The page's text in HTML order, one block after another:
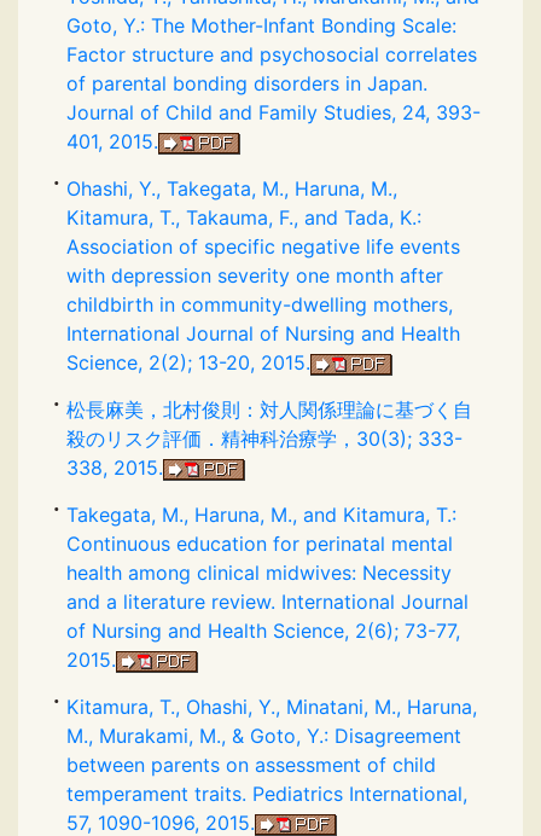
Goto, Y.: The Mother-Infant Bonding Scale:
Factor structure and psychosocial correlates
of parental bonding disorders in Japan.
Journal of Child and Family Studies, 24, 393-
401, 2015.
Ohashi, Y., Takegata, M., Haruna, M.,
Kitamura, T., Takauma, F., and Tada, K.:
Association of specific negative life events
with depression severity one month after
childbirth in community-dwelling mothers,
International Journal of Nursing and Health
Science, 2(2); 13-20, 2015.
松長麻美，北村俊則：対人関係理論に基づく自
殺のリスク評価．精神科治療学，30(3); 333-
338, 2015.
Takegata, M., Haruna, M., and Kitamura, T.:
Continuous education for perinatal mental
health among clinical midwives: Necessity
and a literature review. International Journal
of Nursing and Health Science, 2(6); 73-77,
2015.
Kitamura, T., Ohashi, Y., Minatani, M., Haruna,
M., Murakami, M., & Goto, Y.: Disagreement
between parents on assessment of child
temperament traits. Pediatrics International,
57, 1090-1096, 2015.